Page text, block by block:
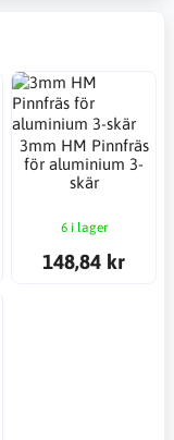
3mm HM Pinnfräs
för aluminium 3-
skär
6 i lager
148,84 kr